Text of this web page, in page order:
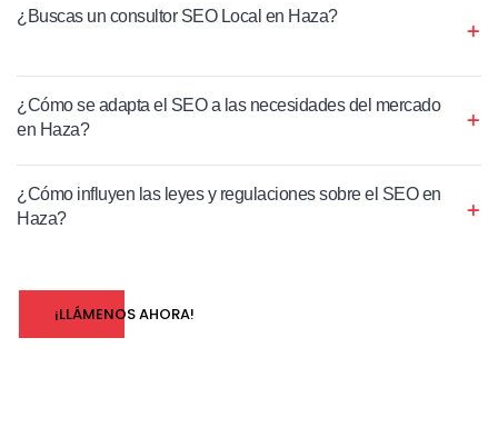
¿Buscas un consultor SEO Local en Haza?
¿Cómo se adapta el SEO a las necesidades del mercado
en Haza?
¿Cómo influyen las leyes y regulaciones sobre el SEO en
Haza?
¡LLÁMENOS AHORA!